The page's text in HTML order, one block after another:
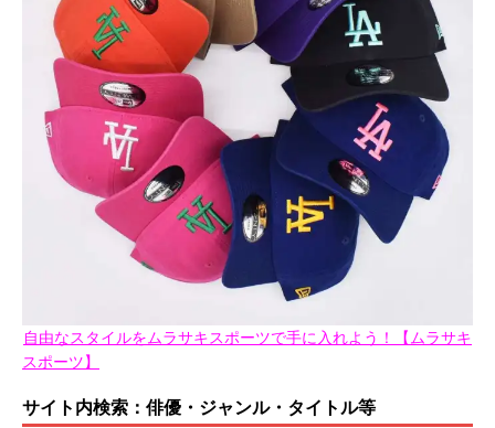
自由なスタイルをムラサキスポーツで手に入れよう！【ムラサキ
スポーツ】
サイト内検索：俳優・ジャンル・タイトル等